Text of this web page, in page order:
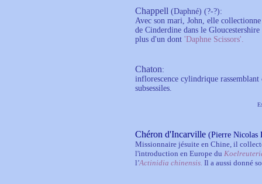
Chappell (Daphné) (?-?):
Avec son mari, John, elle
de Cinderdine dans le
plus d'un dont 'Daphne Scissors'.
Chaton:
inflorescence cylindrique rassemblant
subsessiles.
Chéron d'Incarville (Pierre Nicolas
Missionnaire jésuite en Chine, il
l'introduction en Europe du
l'Actinidia chinensis. Il a aussi donné